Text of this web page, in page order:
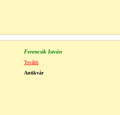
Ferencsik István
Tovább
Antikvár